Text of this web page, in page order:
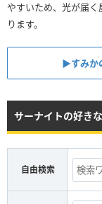
やすいため、光が届
ります。
▶︎すみか
サーナイトの好き
自由検索